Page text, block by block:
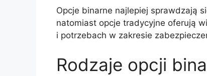
Opcje binarne najlepiej sprawdzają
natomiast opcje tradycyjne oferują
i potrzebach w zakresie
Rodzaje opcji